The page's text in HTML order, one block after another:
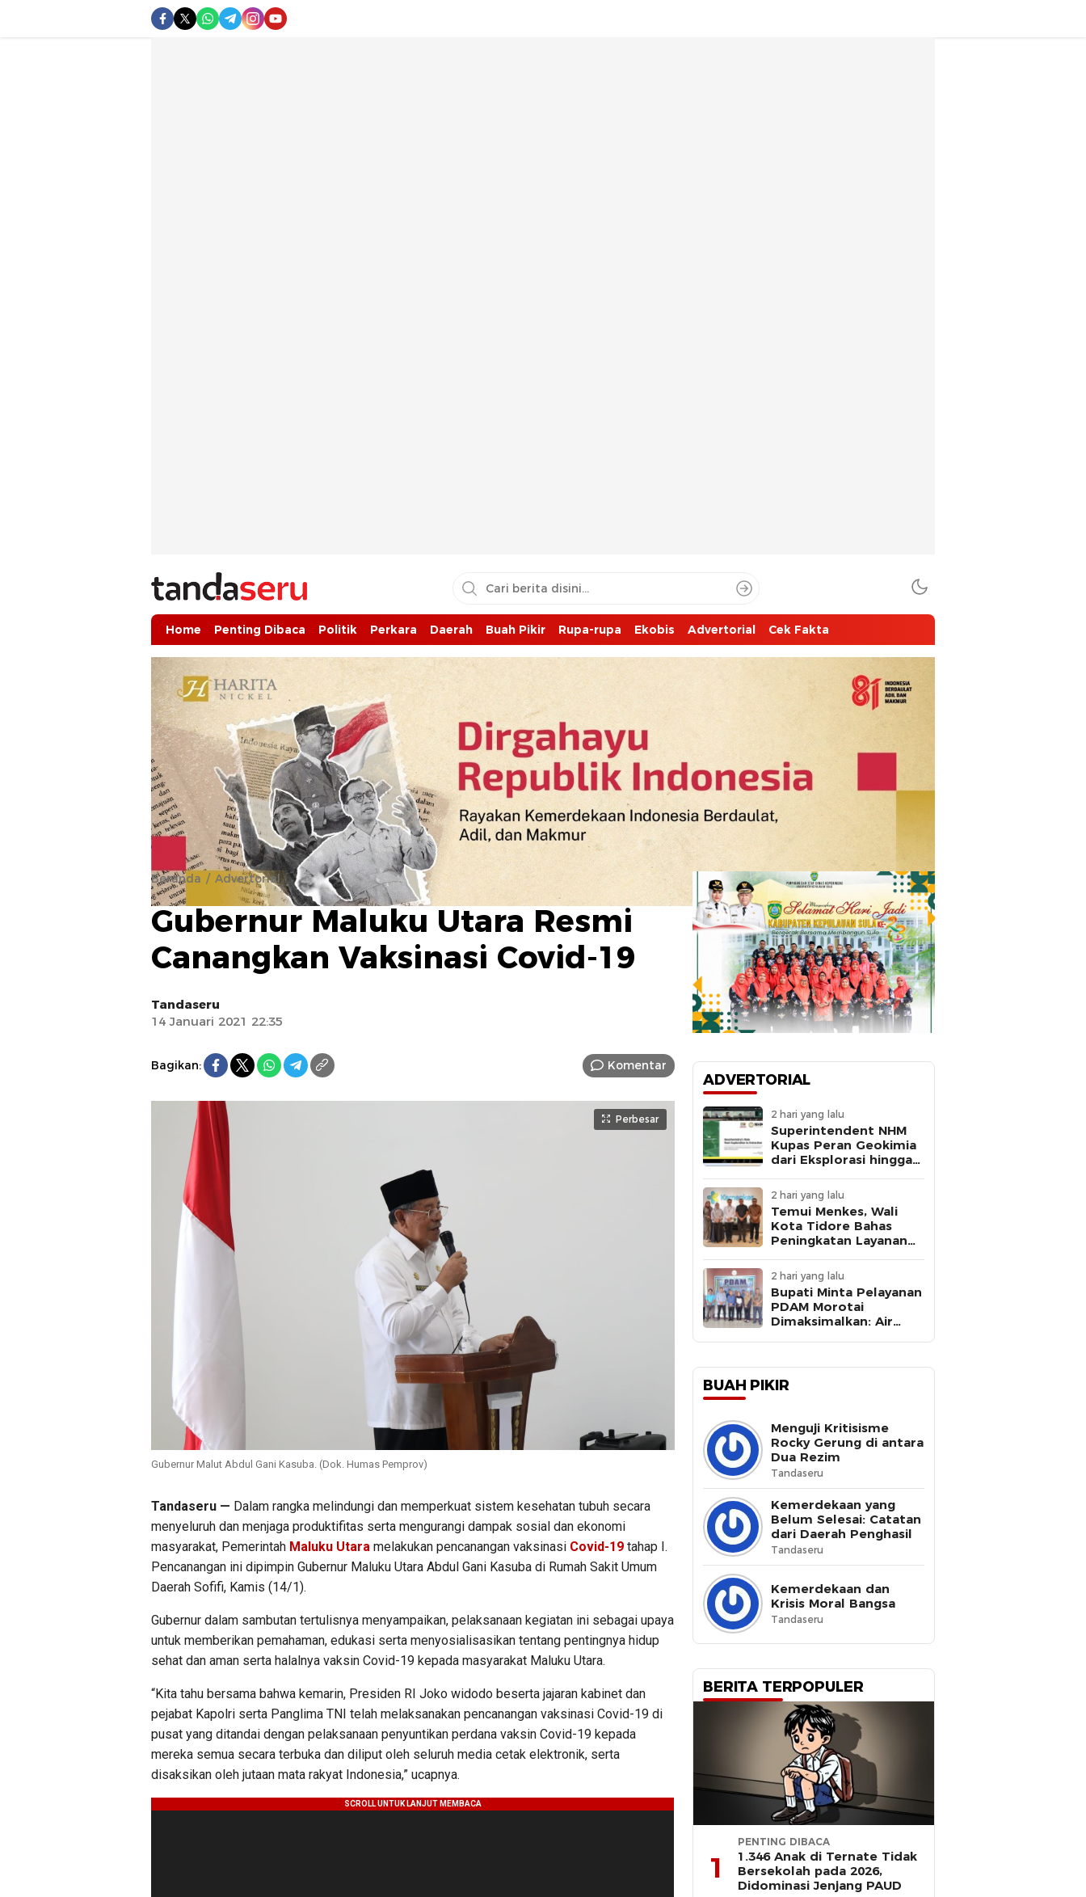
tandaseru.com | Penting Dibaca
tandaseru.com
Home Penting Dibaca Politik Perkara Daerah Buah Pikir Rupa-rupa Ekobis Advertorial Cek Fakta
Beranda Advertorial
Gubernur Maluku Utara Resmi
Canangkan Vaksinasi Covid-19
Tandaseru
14 Januari 2021 22:35
Bagikan: Komentar
Perbesar
Gubernur Malut Abdul Gani Kasuba. (Dok. Humas Pemprov)
Tandaseru — Dalam rangka melindungi dan memperkuat sistem kesehatan tubuh secara
menyeluruh dan menjaga produktifitas serta mengurangi dampak sosial dan ekonomi
masyarakat, Pemerintah Maluku Utara melakukan pencanangan vaksinasi Covid-19 tahap I.
Pencanangan ini dipimpin Gubernur Maluku Utara Abdul Gani Kasuba di Rumah Sakit Umum
Daerah Sofifi, Kamis (14/1).
Gubernur dalam sambutan tertulisnya menyampaikan, pelaksanaan kegiatan ini sebagai upaya
untuk memberikan pemahaman, edukasi serta menyosialisasikan tentang pentingnya hidup
sehat dan aman serta halalnya vaksin Covid-19 kepada masyarakat Maluku Utara.
“Kita tahu bersama bahwa kemarin, Presiden RI Joko widodo beserta jajaran kabinet dan
pejabat Kapolri serta Panglima TNI telah melaksanakan pencanangan vaksinasi Covid-19 di
pusat yang ditandai dengan pelaksanaan penyuntikan perdana vaksin Covid-19 kepada
mereka semua secara terbuka dan diliput oleh seluruh media cetak elektronik, serta
disaksikan oleh jutaan mata rakyat Indonesia,” ucapnya.
ADVERTORIAL
2 hari yang lalu
Superintendent NHM
Kupas Peran Geokimia
dari Eksplorasi hingga
Webinar MGEI-SC UNG
2 hari yang lalu
Temui Menkes, Wali
Kota Tidore Bahas
Peningkatan Layanan
2 hari yang lalu
Bupati Minta Pelayanan
PDAM Morotai
Dimaksimalkan: Air
BUAH PIKIR
Menguji Kritisisme
Rocky Gerung di antara
Dua Rezim
Tandaseru
Kemerdekaan yang
Belum Selesai: Catatan
dari Daerah Penghasil
Tandaseru
Kemerdekaan dan
Krisis Moral Bangsa
Tandaseru
BERITA TERPOPULER
1
PENTING DIBACA
1.346 Anak di Ternate Tidak
Bersekolah pada 2026,
Didominasi Jenjang PAUD